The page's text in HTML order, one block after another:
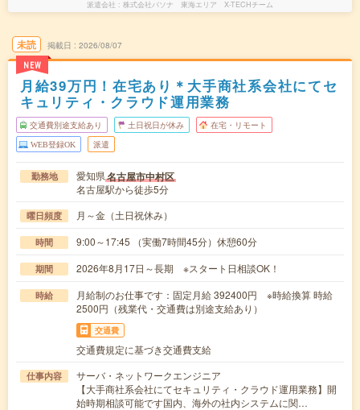
派遣会社 株式会社パソナ 東海エリア X-TECHチーム
未読
NEW
掲載日 2026/08/07
月給39万円！在宅あり＊大手商社系会社にてセ
キュリティ・クラウド運用業務
交通費別途支給あり 土日祝日が休み 在宅・リモート
WEB登録OK 派遣
勤務地 愛知県名古屋市中村区
名古屋駅から徒歩5分
曜日頻度 月～金（土日祝休み）
時間 9:00～17:45 （実働7時間45分）休憩60分
期間 2026年8月17日～長期 ※スタート日相談OK！
時給
月給制のお仕事です：固定月給 392400円 ※時給換算 時給
2500円（残業代・交通費は別途支給あり）
交通費
交通費規定に基づき交通費支給
仕事内容
サーバ・ネットワークエンジニア
【大手商社系会社にてセキュリティ・クラウド運用業務】開
始時期相談可能です国内、海外の社内システムに関…